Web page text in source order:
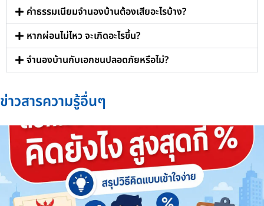
ค่าธรรมเนียมจำนองบ้านต้องเสียอะไรบ้าง?
หากผ่อนไม่ไหว จะเกิดอะไรขึ้น?
จำนองบ้านกับเอกชนปลอดภัยหรือไม่?
ข่าวสารความรู้อื่นๆ